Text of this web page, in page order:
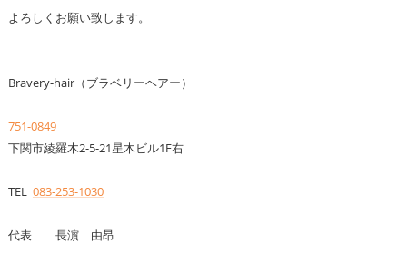
よろしくお願い致します。
Bravery-hair（ブラベリーヘアー）
751-0849
下関市綾羅木2-5-21星木ビル1F右
TEL 083-253-1030
代表 長濵 由昂